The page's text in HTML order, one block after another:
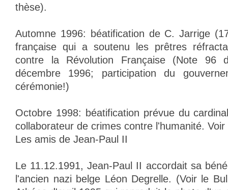
thèse).
Automne 1996: béatification de C. Jarrige
française qui a soutenu les prêtres
contre la Révolution Française (Note 96
décembre 1996; participation du
cérémonie!)
Octobre 1998: béatification prévue du
collaborateur de crimes contre l'humanité.
Les amis de Jean-Paul II
Le 11.12.1991, Jean-Paul II accordait sa
l'ancien nazi belge Léon Degrelle. (Voir le